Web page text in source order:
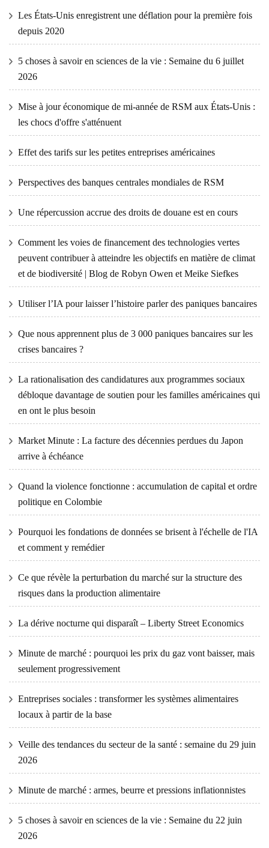
Les États-Unis enregistrent une déflation pour la première fois
depuis 2020
5 choses à savoir en sciences de la vie : Semaine du 6 juillet
2026
Mise à jour économique de mi-année de RSM aux États-Unis :
les chocs d'offre s'atténuent
Effet des tarifs sur les petites entreprises américaines
Perspectives des banques centrales mondiales de RSM
Une répercussion accrue des droits de douane est en cours
Comment les voies de financement des technologies vertes
peuvent contribuer à atteindre les objectifs en matière de climat
et de biodiversité | Blog de Robyn Owen et Meike Siefkes
Utiliser l’IA pour laisser l’histoire parler des paniques bancaires
Que nous apprennent plus de 3 000 paniques bancaires sur les
crises bancaires ?
La rationalisation des candidatures aux programmes sociaux
débloque davantage de soutien pour les familles américaines qui
en ont le plus besoin
Market Minute : La facture des décennies perdues du Japon
arrive à échéance
Quand la violence fonctionne : accumulation de capital et ordre
politique en Colombie
Pourquoi les fondations de données se brisent à l'échelle de l'IA
et comment y remédier
Ce que révèle la perturbation du marché sur la structure des
risques dans la production alimentaire
La dérive nocturne qui disparaît – Liberty Street Economics
Minute de marché : pourquoi les prix du gaz vont baisser, mais
seulement progressivement
Entreprises sociales : transformer les systèmes alimentaires
locaux à partir de la base
Veille des tendances du secteur de la santé : semaine du 29 juin
2026
Minute de marché : armes, beurre et pressions inflationnistes
5 choses à savoir en sciences de la vie : Semaine du 22 juin
2026